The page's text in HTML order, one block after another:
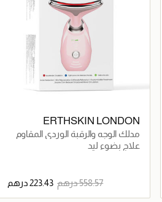
ERTHSKIN LONDON
مدلك الوجه والرقبة الوردي المقاوم
لعلامات التقدم في السن
علاج بضوء ليد